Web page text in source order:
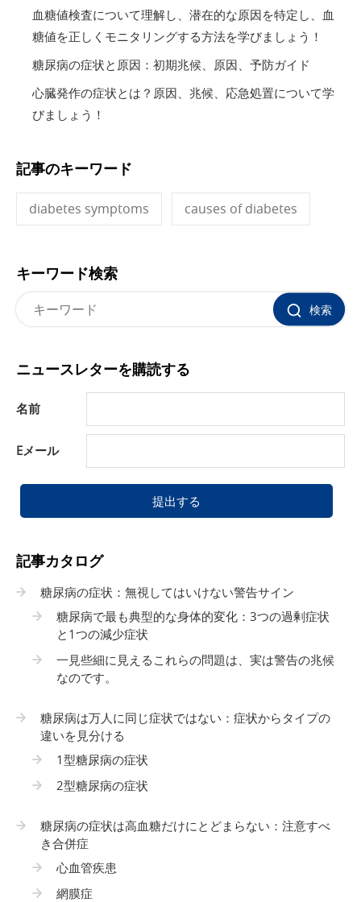
血糖値検査について理解し、潜在的な原因を特定し、血
糖値を正しくモニタリングする方法を学びましょう！
糖尿病の症状と原因：初期兆候、原因、予防ガイド
心臓発作の症状とは？原因、兆候、応急処置について学
びましょう！
記事のキーワード
diabetes symptoms causes of diabetes
キーワード検索
検索
ニュースレターを購読する
名前
Eメール
提出する
記事カタログ
糖尿病の症状：無視してはいけない警告サイン
糖尿病で最も典型的な身体的変化：3つの過剰症状
と1つの減少症状
一見些細に見えるこれらの問題は、実は警告の兆候
なのです。
糖尿病は万人に同じ症状ではない：症状からタイプの
違いを見分ける
1型糖尿病の症状
2型糖尿病の症状
糖尿病の症状は高血糖だけにとどまらない：注意すべ
き合併症
心血管疾患
網膜症